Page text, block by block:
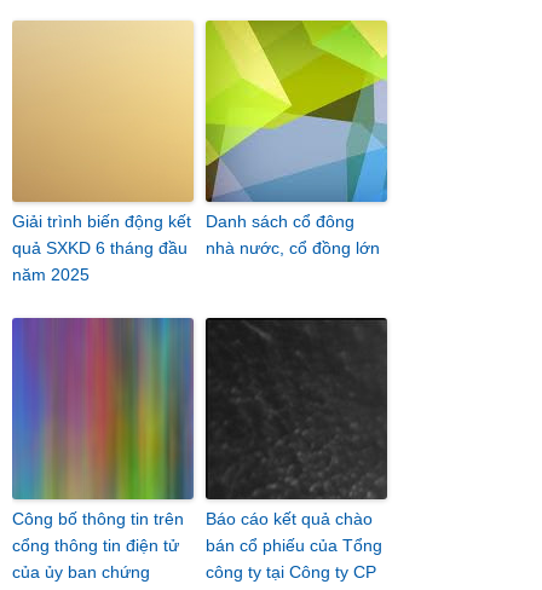
Giải trình biến động kết
quả SXKD 6 tháng đầu
năm 2025
Danh sách cổ đông
nhà nước, cổ đồng lớn
Công bố thông tin trên
cổng thông tin điện tử
của ủy ban chứng
Báo cáo kết quả chào
bán cổ phiếu của Tổng
công ty tại Công ty CP